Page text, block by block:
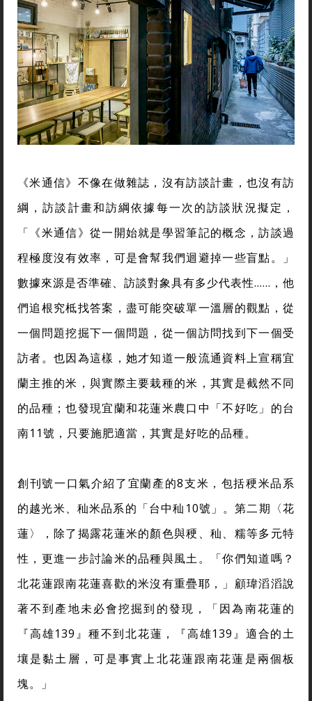
《米通信》不像在做雜誌，沒有訪談計畫，也沒有訪
綱，訪談計畫和訪綱依據每一次的訪談狀況擬定，
「《米通信》從一開始就是學習筆記的概念，訪談過
程極度沒有效率，可是會幫我們迴避掉一些盲點。」
數據來源是否準確、訪談對象具有多少代表性……，他
們追根究柢找答案，盡可能突破單一溫層的觀點，從
一個問題挖掘下一個問題，從一個訪問找到下一個受
訪者。也因為這樣，她才知道一般流通資料上宣稱宜
蘭主推的米，與實際主要栽種的米，其實是截然不同
的品種；也發現宜蘭和花蓮米農口中「不好吃」的台
南11號，只要施肥適當，其實是好吃的品種。
創刊號一口氣介紹了宜蘭產的8支米，包括稉米品系
的越光米、秈米品系的「台中秈10號」。第二期〈花
蓮〉，除了揭露花蓮米的顏色與稉、秈、糯等多元特
性，更進一步討論米的品種與風土。「你們知道嗎？
北花蓮跟南花蓮喜歡的米沒有重疊耶，」顧瑋滔滔說
著不到產地未必會挖掘到的發現，「因為南花蓮的
『高雄139』種不到北花蓮，『高雄139』適合的土
壤是黏土層，可是事實上北花蓮跟南花蓮是兩個板
塊。」